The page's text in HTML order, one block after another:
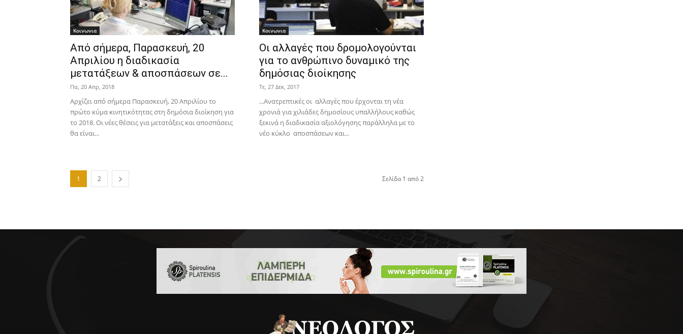
Κοινωνια
Από σήμερα, Παρασκευή, 20
Απριλίου η διαδικασία
μετατάξεων & αποσπάσεων σε...
Πα, 20 Απρ, 2018
Αρχίζει από σήμερα Παρασκευή, 20 Απριλίου το
πρώτο κύμα κινητικότητας στη δημόσια διοίκηση για
το 2018. Οι νέες θέσεις για μετατάξεις και αποσπάσεις
θα είναι...
Κοινωνια
Οι αλλαγές που δρομολογούνται
για το ανθρώπινο δυναμικό της
δημόσιας διοίκησης
Τε, 27 Δεκ, 2017
...Ανατρεπτικές οι αλλαγές που έρχονται τη νέα
χρονιά για χιλιάδες δημοσίους υπαλλήλους καθώς
ξεκινά η διαδικασία αξιολόγησης παράλληλα με το
νέο κύκλο αποσπάσεων και...
1 2 Σελίδα 1 από 2